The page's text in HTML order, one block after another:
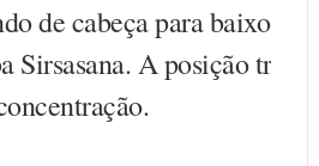
de cabeça para baixo,
Sirsasana. A posição